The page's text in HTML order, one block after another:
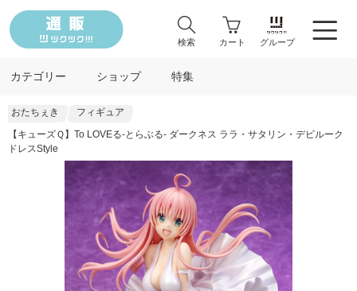
検索 カート グループ
カテゴリー ショップ 特集
おたちぇき
フィギュア
【キューズＱ】To LOVEる-とらぶる- ダークネス ララ・サタリン・デビルーク
ドレスStyle